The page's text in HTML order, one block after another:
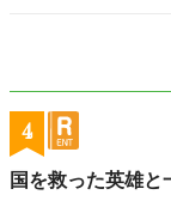
4
国を救った英雄と